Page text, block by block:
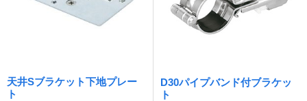
天井Sブラケット下地プレー
ト
D30パイプバンド付ブラケッ
ト